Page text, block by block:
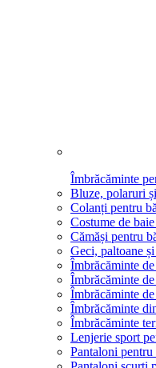
Îmbrăcăminte
Bluze, polaruri
Colanți pentru
Costume de
Cămăși pentru
Geci, paltoane
Îmbrăcăminte
Îmbrăcăminte
Îmbrăcăminte
Îmbrăcăminte
Îmbrăcăminte
Lenjerie sport
Pantaloni pentru